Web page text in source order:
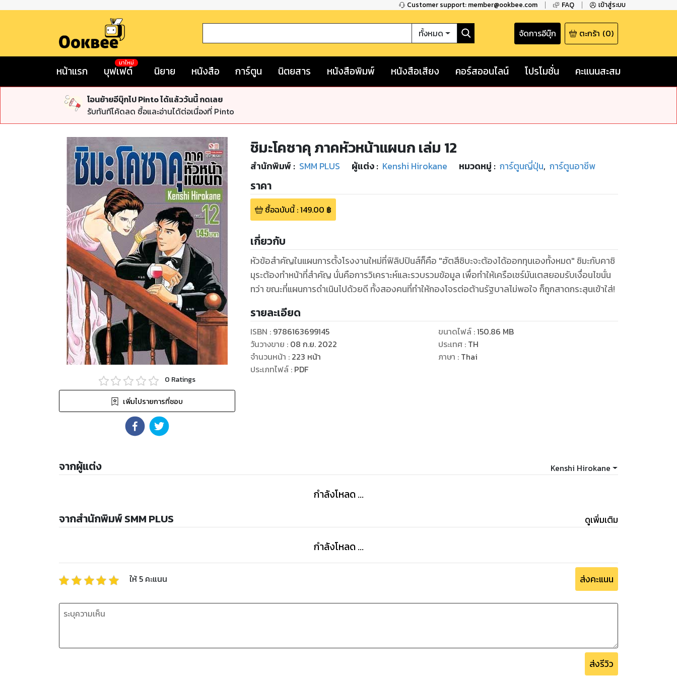
Customer support: member@ookbee.com FAQ เข้าสู่ระบบ
ทั้งหมด จัดการอีบุ๊ก ตะกร้า (0)
หน้าแรก บุฟเฟต์
มาใหม่
นิยาย หนังสือ การ์ตูน นิตยสาร หนังสือพิมพ์ หนังสือเสียง คอร์สออนไลน์ โปรโมชั่น คะแนนสะสม
โอนย้ายอีบุ๊กไป Pinto ได้แล้ววันนี้ กดเลย
รับทันทีโค้ดลด ซื้อและอ่านได้ต่อเนื่องที่ Pinto
0 Ratings
เพิ่มไปรายการที่ชอบ
ชิมะโคซาคุ ภาคหัวหน้าแผนก เล่ม 12
สำนักพิมพ์ : SMM PLUS ผู้แต่ง : Kenshi Hirokane หมวดหมู่ : การ์ตูนญี่ปุ่น, การ์ตูนอาชีพ
ราคา
ซื้อฉบับนี้:149.00 ฿
เกี่ยวกับ
หัวข้อสำคัญในแผนการตั้งโรงงานใหม่ที่ฟิลิปปินส์ก็คือ "ฮัตสึชิบะจะต้องได้ออกทุนเองทั้งหมด" ชิมะกับคาชิ
มุระต้องทำหน้าที่สำคัญ นั่นคือการวิเคราะห์และรวบรวมข้อมูล เพื่อทำให้เครือเชร์มันเตสยอมรับเงื่อนไขนั่น
รายละเอียด
ISBN : 9786163699145
วันวางขาย : 08 ก.ย. 2022
จำนวนหน้า : 223 หน้า
ประเภทไฟล์: PDF
ขนาดไฟล์:150.86 MB
ประเทศ : TH
ภาษา : Thai
จากผู้แต่ง Kenshi Hirokane
กำลังโหลด ...
จากสำนักพิมพ์ SMM PLUS ดูเพิ่มเติม
กำลังโหลด ...
ให้ 5 คะแนน ส่งคะแนน
ส่งรีวิว